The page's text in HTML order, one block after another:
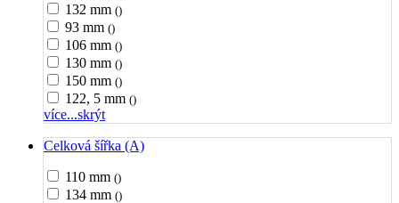
132 mm ()
93 mm ()
106 mm ()
130 mm ()
150 mm ()
122, 5 mm ()
více...skrýt
Celková šířka (A)
110 mm ()
134 mm ()